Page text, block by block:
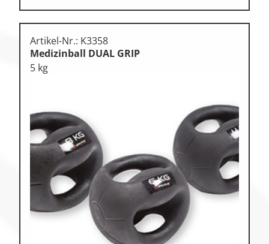
Artikel-Nr.: K3358
Medizinball DUAL GRIP
5 kg